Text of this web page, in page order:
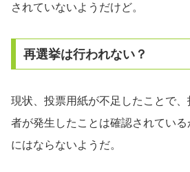
されていないようだけど。
再選挙は行われない？
現状、投票用紙が不足したことで
者が発生したことは確認されてい
にはならないようだ。